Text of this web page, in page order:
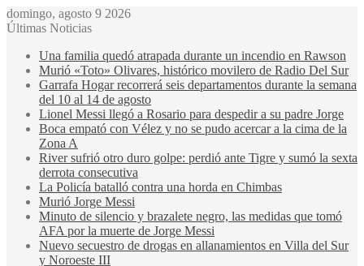
domingo, agosto 9 2026
Últimas Noticias
Una familia quedó atrapada durante un incendio en Rawson
Murió «Toto» Olivares, histórico movilero de Radio Del Sur
Garrafa Hogar recorrerá seis departamentos durante la semana
del 10 al 14 de agosto
Lionel Messi llegó a Rosario para despedir a su padre Jorge
Boca empató con Vélez y no se pudo acercar a la cima de la
Zona A
River sufrió otro duro golpe: perdió ante Tigre y sumó la sexta
derrota consecutiva
La Policía batalló contra una horda en Chimbas
Murió Jorge Messi
Minuto de silencio y brazalete negro, las medidas que tomó
AFA por la muerte de Jorge Messi
Nuevo secuestro de drogas en allanamientos en Villa del Sur
y Noroeste III